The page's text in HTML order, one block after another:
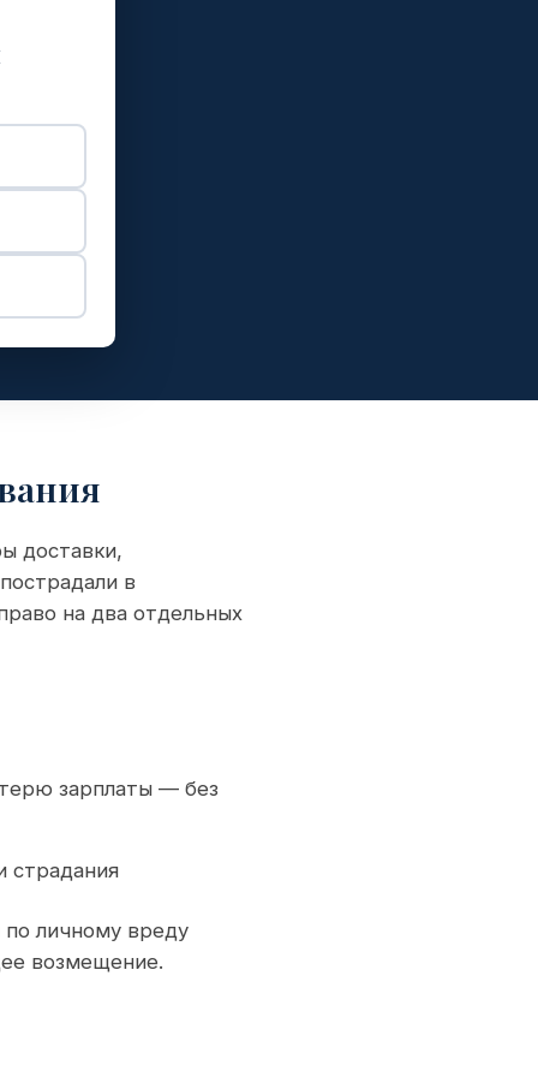
доставки,
в
на два отдельных
зарплаты — без
страдания
личному вреду
возмещение.